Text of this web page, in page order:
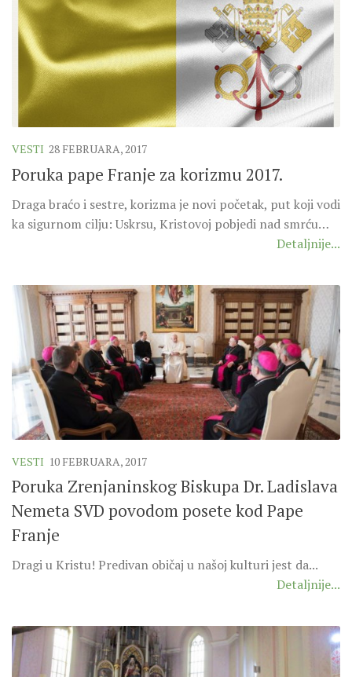
DEKRET
SINODSKA MOLITVA
MOTO I LOGO
KOORDINACIONA GRUPA
VESTI 28 FEBRUARA, 2017
Poruka pape Franje za korizmu 2017.
Draga braćo i sestre, korizma je novi početak, put koji vodi
ka sigurnom cilju: Uskrsu, Kristovoj pobjedi nad smrću…
Detaljnije...
VESTI 10 FEBRUARA, 2017
Poruka Zrenjaninskog Biskupa Dr. Ladislava
Nemeta SVD povodom posete kod Pape
Franje
Dragi u Kristu! Predivan običaj u našoj kulturi jest da...
Detaljnije...